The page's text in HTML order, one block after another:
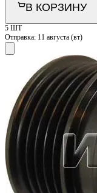
В КОРЗИНУ
5 ШТ
Отправка: 11 августа (вт)